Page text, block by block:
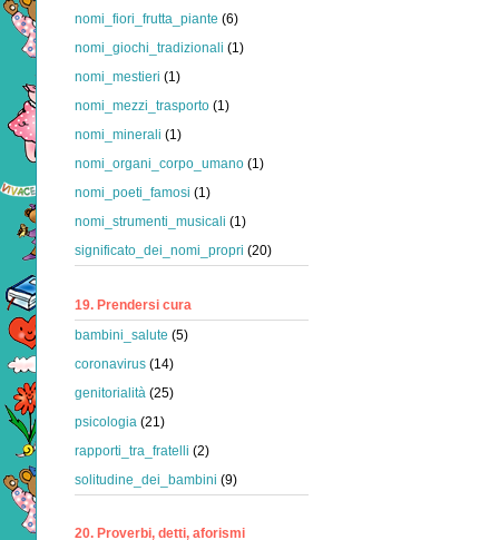
nomi_fiori_frutta_piante (6)
nomi_giochi_tradizionali (1)
nomi_mestieri (1)
nomi_mezzi_trasporto (1)
nomi_minerali (1)
nomi_organi_corpo_umano (1)
nomi_poeti_famosi (1)
nomi_strumenti_musicali (1)
significato_dei_nomi_propri (20)
19. Prendersi cura
bambini_salute (5)
coronavirus (14)
genitorialità (25)
psicologia (21)
rapporti_tra_fratelli (2)
solitudine_dei_bambini (9)
20. Proverbi, detti, aforismi